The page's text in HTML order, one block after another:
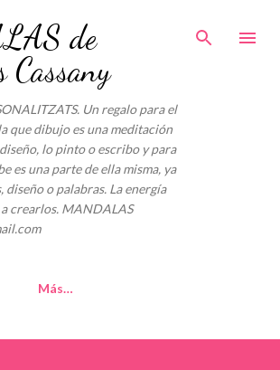
Ir al contenido principal
de
Cassany
Un regalo para el
que dibujo es una meditación
lo pinto o escribo y para
es una parte de ella misma, ya
diseño o palabras. La energía
crearlos. MANDALAS
Más…